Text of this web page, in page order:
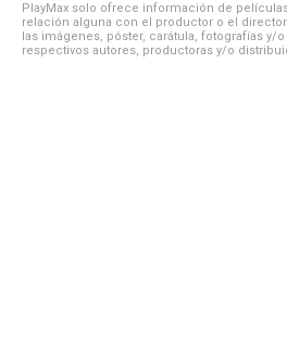
PlayMax solo ofrece información de
relación alguna con el productor o el
las imágenes, póster, carátula, fotografías y/
respectivos autores, productoras y/o